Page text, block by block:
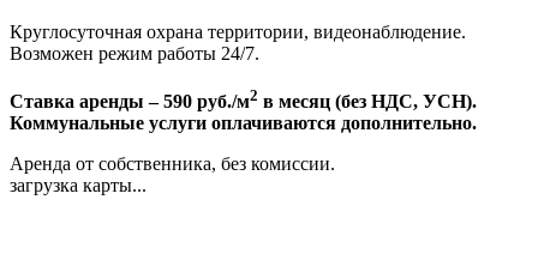
Круглосуточная охрана территории, видеонаблюдение.
Возможен режим работы 24/7.
Ставка аренды – 590 руб./м2 в месяц (без НДС, УСН).
Коммунальные услуги оплачиваются дополнительно.
Аренда от собственника, без комиссии.
загрузка карты...